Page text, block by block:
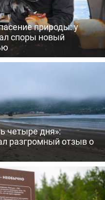
природы: у
споры новый
четыре дня»:
разгромный отзыв о